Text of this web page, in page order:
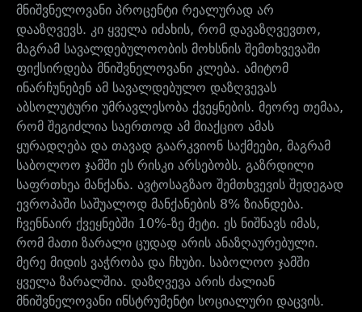
მნიშვნელოვანი პროცენტი რეალურად არ
დააზღვევს. კი ყველა იძახის, რომ დავაზღვევთო,
მაგრამ სავალდებულოობის მოხსნის შემთხვევაში
ფიქსირდება მნიშვნელოვანი კლება. ამიტომ
ინარჩუნებენ ამ სავალდებულო დაზღვევას
აბსოლუტური უმრავლესობა ქვეყნების. მეორე თემაა,
რომ შეგიძლია საერთოდ ამ მიაქციო ამას
ყურადღება და თავად გაარკვიონ საქმეები, მაგრამ
საბოლოო ჯამში ეს რისკი არსებობს. გაზრდილი
საფრთხეა მანქანა. ავტოსაგზაო შემთხვევის შედეგად
ევროპაში საშუალოდ მანქანების 8% ზიანდება.
ჩვენნაირ ქვეყნებში 10%-ზე მეტი. ეს ნიშნავს იმას,
რომ მათი ზარალი ცუდად არის ანაზღაურებული.
მერე მიდის ვაჭრობა და ჩხუბი. საბოლოო ჯამში
ყველა ზარალშია. დაზღვევა არის ძალიან
მნიშვნელოვანი ინსტრუმენტი სოციალური დაცვის.